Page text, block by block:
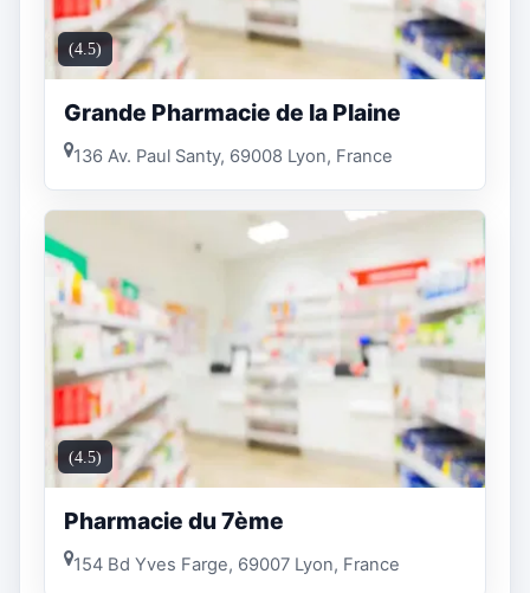
(4.5)
Grande Pharmacie de la Plaine
136 Av. Paul Santy, 69008 Lyon, France
(4.5)
Pharmacie du 7ème
154 Bd Yves Farge, 69007 Lyon, France